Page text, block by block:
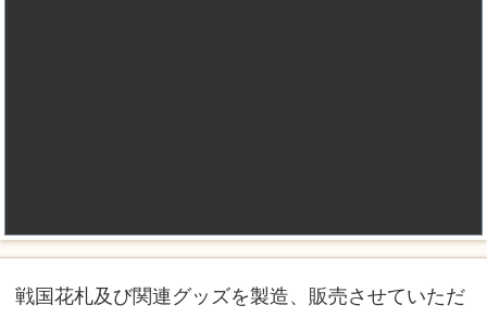
戦国花札及び関連グッズを製造、販売させていただ